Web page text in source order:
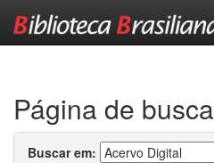
Página de busca
Buscar em: